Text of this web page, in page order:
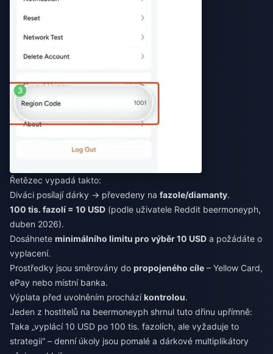
Řetězec vypadá takto:
Diváci posílají dárky → převedeny na fazole/diamanty.
100 tis. fazolí = 10 USD (podle uživatele Reddit beermoneyph,
duben 2026).
Dosáhnete minimálního limitu pro výběr 10 USD a požádáte o
vyplacení.
Prostředky jsou směrovány do propojeného cíle – Yellow Card,
ePay nebo místní banka.
Výplata před uvolněním procházíkontrolou.
Jeden z hostitelů na beermoneyph shrnul tuto dřinu upřímně:
Taka „vyplácí 10 USD po 100 tis. fazolích, ale vyžaduje to
strategii“ – denní úkoly jsou pomalé a dárkové multiplikátory